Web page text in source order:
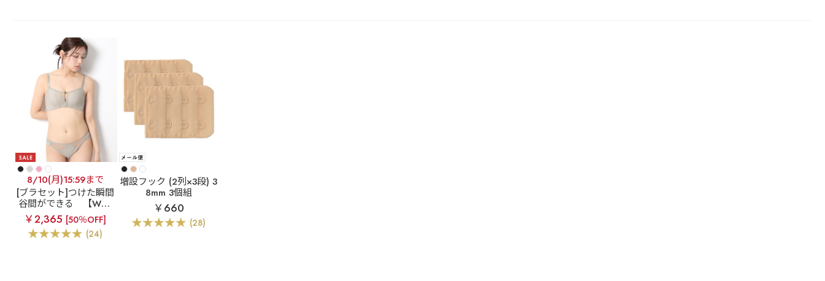
8/10(月)15:59まで
[ブラセット]つけた瞬間
谷間ができる
【WEB
限定】デコルテリフト
超盛ブラ(R) ブラジャー
&ショーツ
￥2,365 [50％OFF]
(24)
増設フック (2列×3段) 3
8mm 3個組
￥660
(28)